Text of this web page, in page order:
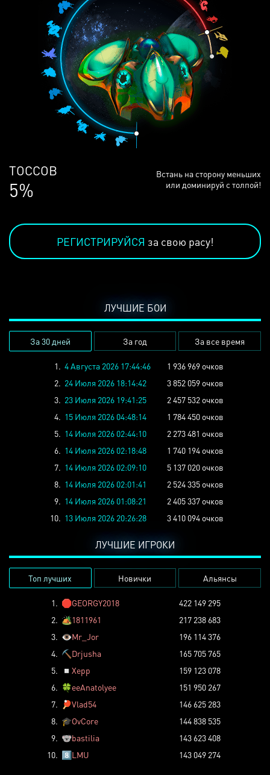
ЛЮДЕЙ
69%
Встань на сторону меньших
или доминируй с толпой!
РЕГИСТРИРУЙСЯ за свою расу!
ЛУЧШИЕ БОИ
За 30 дней За год За все время
1. 4 Августа 2026 17:44:46
1 936 969 очков
2. 24 Июля 2026 18:14:42
3 852 059 очков
3. 23 Июля 2026 19:41:25
2 457 532 очков
4. 15 Июля 2026 04:48:14
1 784 450 очков
5. 14 Июля 2026 02:44:10
2 273 481 очков
6. 14 Июля 2026 02:18:48
1 740 194 очков
7. 14 Июля 2026 02:09:10
5 137 020 очков
8. 14 Июля 2026 02:01:41
2 524 335 очков
9. 14 Июля 2026 01:08:21
2 405 337 очков
10. 13 Июля 2026 20:26:28 3 410 094 очков
ЛУЧШИЕ ИГРОКИ
Топ лучших Новички Альянсы
1. 🛑GEORGY2018
422 149 295
2. 🏕️1811961
217 238 683
3. 👁️Mr_Jor
196 114 376
4. ⛏️ Drjusha
165 705 765
5.
◽ Xepp
159 123 078
6. 🍀eeAnatolyee
151 950 267
7.
🏓Vlad54
146 625 283
8. 🎓OvCore
144 838 535
9. 🐨bastilia
143 623 408
10. 8️⃣LMU 143 049 274